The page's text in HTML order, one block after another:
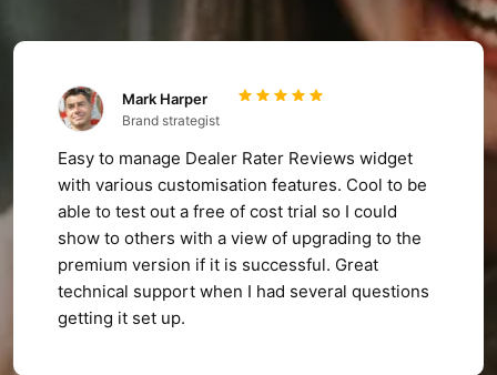
Mark Harper
Brand strategist
Easy to manage Dealer Rater Reviews widget
with various customisation features. Cool to be
able to test out a free of cost trial so I could
show to others with a view of upgrading to the
premium version if it is successful. Great
technical support when I had several questions
getting it set up.